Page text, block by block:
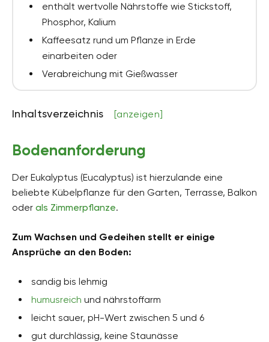
enthält wertvolle Nährstoffe wie Stickstoff,
Phosphor, Kalium
Kaffeesatz rund um Pflanze in Erde
einarbeiten oder
Verabreichung mit Gießwasser
Inhaltsverzeichnis [anzeigen]
Bodenanforderung
Der Eukalyptus (Eucalyptus) ist hierzulande eine
beliebte Kübelpflanze für den Garten, Terrasse, Balkon
oder als Zimmerpflanze.
Zum Wachsen und Gedeihen stellt er einige
Ansprüche an den Boden:
sandig bis lehmig
humusreich und nährstoffarm
leicht sauer, pH-Wert zwischen 5 und 6
gut durchlässig, keine Staunässe